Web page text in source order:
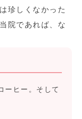
珍しくなかった
院であれば、な
ーヒー。そして